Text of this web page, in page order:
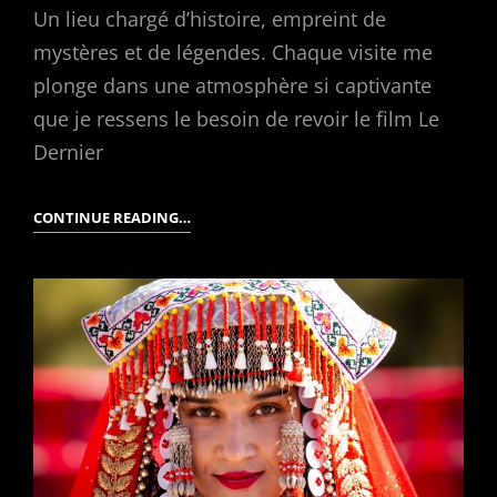
Un lieu chargé d’histoire, empreint de
mystères et de légendes. Chaque visite me
plonge dans une atmosphère si captivante
que je ressens le besoin de revoir le film Le
Dernier
CONTINUE READING…UN
À
LA
CITÉ
INTERDITE